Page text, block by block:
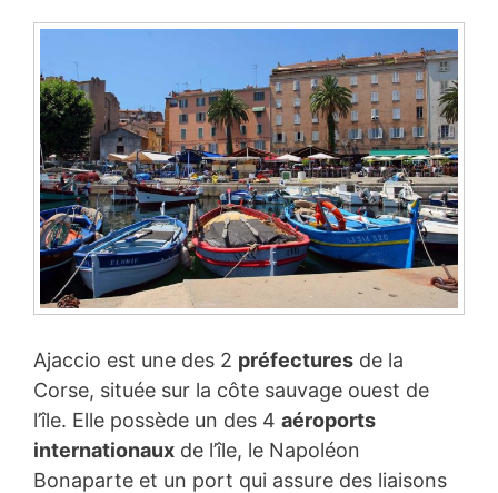
Ajaccio est une des 2 préfectures de la
Corse, située sur la côte sauvage ouest de
l’île. Elle possède un des 4 aéroports
internationaux de l’île, le Napoléon
Bonaparte et un port qui assure des liaisons